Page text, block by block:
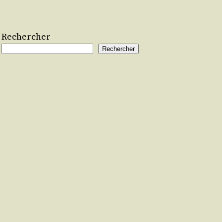
Rechercher
Rechercher